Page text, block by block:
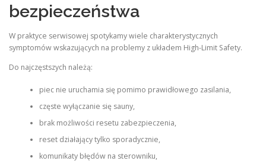
bezpieczeństwa
W praktyce serwisowej spotykamy wiele charakterystycznych
symptomów wskazujących na problemy z układem High-Limit Safety.
Do najczęstszych należą:
piec nie uruchamia się pomimo prawidłowego zasilania,
częste wyłączanie się sauny,
brak możliwości resetu zabezpieczenia,
reset działający tylko sporadycznie,
komunikaty błędów na sterowniku,